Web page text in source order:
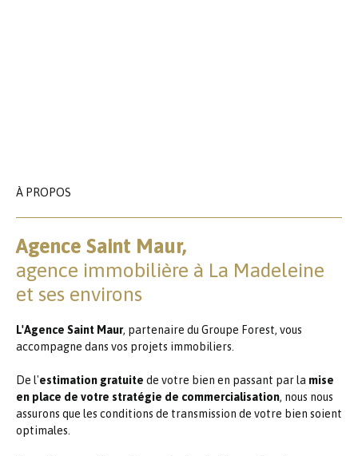
À PROPOS
Agence Saint Maur,
agence immobilière à La Madeleine
et ses environs
L'Agence Saint Maur, partenaire du Groupe Forest, vous
accompagne dans vos projets immobiliers.
De l'estimation gratuite de votre bien en passant par la mise
en place de votre stratégie de commercialisation, nous nous
assurons que les conditions de transmission de votre bien soient
optimales.